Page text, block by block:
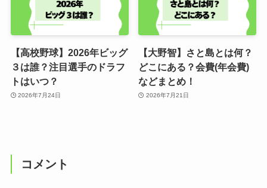
【高校野球】2026年ビッグ
３は誰？注目選手のドラフ
トはいつ？
2026年7月24日
【大野智】さと島とは何？
どこにある？会費(年会費)
などまとめ！
2026年7月21日
コメント